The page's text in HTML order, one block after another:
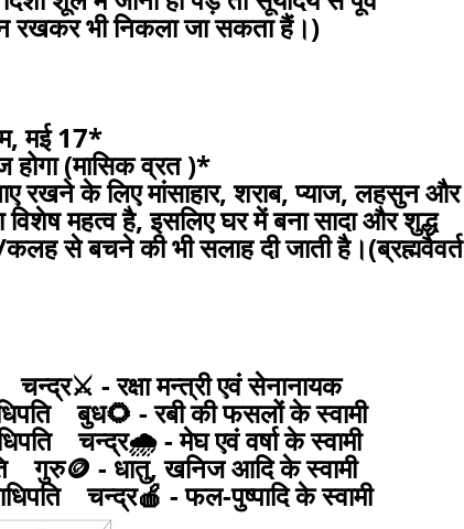
रखकर भी निकला जा सकता हैं।)
मई 17*
(मासिक व्रत )*
रखने के लिए मांसाहार, शराब, प्याज, लहसुन और
महत्व है, इसलिए घर में बना सादा और शुद्ध
से बचने की भी सलाह दी जाती है।(ब्रह्मवैवर्त
- रक्षा मन्त्री एवं सेनानायक
बुध🌻 - रबी की फसलों के स्वामी
चन्द्र🌧 - मेघ एवं वर्षा के स्वामी
गुरु🪙 - धातु, खनिज आदि के स्वामी
चन्द्र🍎 - फल-पुष्पादि के स्वामी